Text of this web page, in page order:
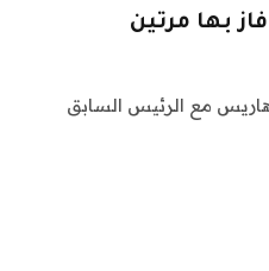
بها مرتين
مع الرئيس السابق